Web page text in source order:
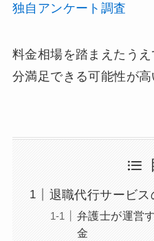
独自アンケート調査
料金相場を踏まえたう
分満足できる可能性が高
退職代行サービ
弁護士が運営
金